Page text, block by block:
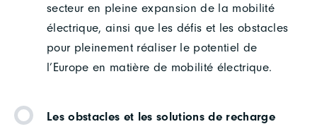
secteur en pleine expansion de la mobilité
électrique, ainsi que les défis et les obstacles
pour pleinement réaliser le potentiel de
l’Europe en matière de mobilité électrique.
Les obstacles et les solutions de recharge